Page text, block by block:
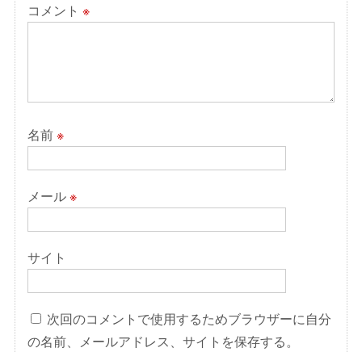
コメント ※
名前※
メール※
サイト
次回のコメントで使用するためブラウザーに自分
の名前、メールアドレス、サイトを保存する。